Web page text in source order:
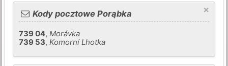
×
Kody pocztowe Porąbka
739 04,Morávka
739 53,Komorní Lhotka